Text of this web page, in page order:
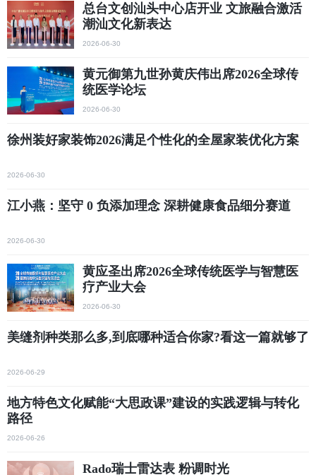
总台文创汕头中心店开业 文旅融合激活
潮汕文化新表达
2026-06-30
黄元御第九世孙黄庆伟出席2026全球传
统医学论坛
2026-06-30
徐州装好家装饰2026满足个性化的全屋家装优化方案
2026-06-30
江小燕：坚守 0 负添加理念 深耕健康食品细分赛道
2026-06-30
黄应圣出席2026全球传统医学与智慧医
疗产业大会
2026-06-30
美缝剂种类那么多,到底哪种适合你家?看这一篇就够了
2026-06-29
地方特色文化赋能“大思政课”建设的实践逻辑与转化
路径
2026-06-26
Rado瑞士雷达表 粉调时光